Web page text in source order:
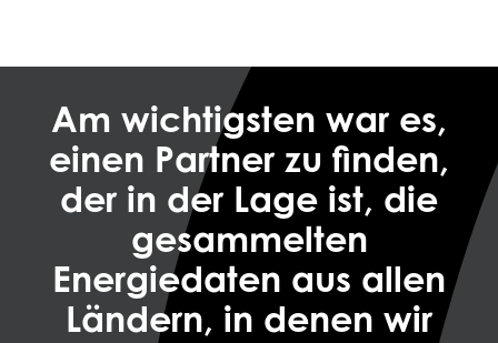
Am wichtigsten war es,
einen Partner zu finden,
der in der Lage ist, die
gesammelten
Energiedaten aus allen
Ländern, in denen wir